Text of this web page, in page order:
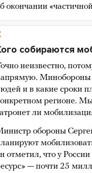
окончании
собираются
неизвестно,
Минобороны
и в какие сроки
регионе.
ли
обороны
отметил, что у
— почти 25